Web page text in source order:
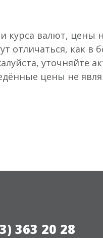
курса валют, цены
отличаться, как в
уточняйте
цены не
363 20 28